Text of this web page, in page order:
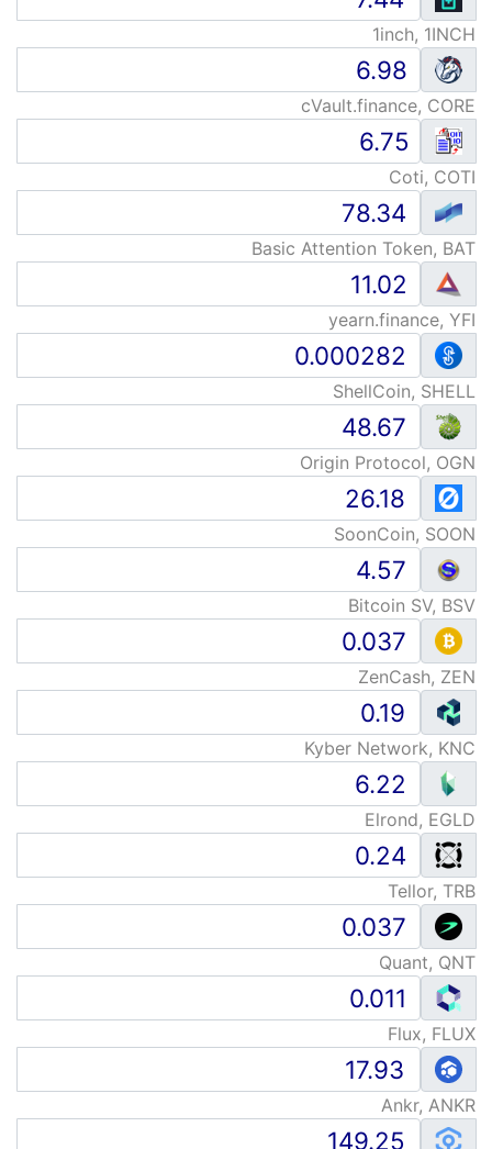
1inch, 1INCH
cVault.finance, CORE
Coti, COTI
Basic Attention Token, BAT
yearn.finance, YFI
ShellCoin, SHELL
Origin Protocol, OGN
SoonCoin, SOON
Bitcoin SV, BSV
ZenCash, ZEN
Kyber Network, KNC
Elrond, EGLD
Tellor, TRB
Quant, QNT
Flux, FLUX
Ankr, ANKR